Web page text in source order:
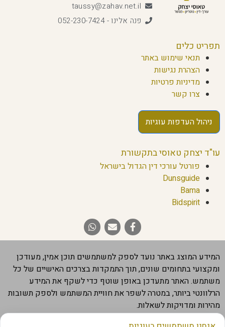
taussy@zahav.net.il
פנה אלינו - 052-230-7424
תפריט כלים
תנאי שימוש באתר
הצהרת נגישות
מדיניות פרטיות
צרו קשר
ניהול העדפות עוגיות
עו"ד יצחק טאוסי בתקשורת
פורטל עורכי דין הגדול בישראל
Dunsguide
Bama
Bidspirit
המידע המוצג באתר נועד לספק למשתמשים תוכן אמין, מעודכן
ומקצועי בתחומים שונים, תוך התמקדות בצרכים האישיים של כל
משתמש. האתר מתעדכן באופן שוטף כדי לשקף את המידע
הרלוונטי ביותר, במטרה לשפר את חוויית המשתמש ולספק תשובות
מהירות ומדויקות לשאלות.
חשוב להבהיר שהמידע המוצג באתר מבוסס על מקורות מהימנים,